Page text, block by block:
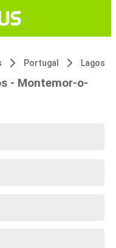
Portugal Lagos
- Montemor-o-